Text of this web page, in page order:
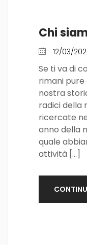
Chi
12/03/
Se ti va di
rimani pure
nostra
radici della
ricercate
anno della
quale
attività […]